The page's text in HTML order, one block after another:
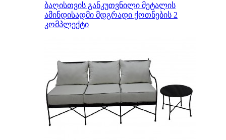
ბაღისთვის განკუთვნილი მეტალის
ამინდისადმი მდგრადი ქოთნების 2
კომპლექტი